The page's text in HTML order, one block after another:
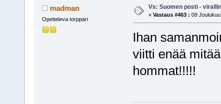
madman
Opetteleva torppari
Vs: Suomen posti -
« Vastaus #463 : 09
Ihan
viitti enää
hommat!!!!!